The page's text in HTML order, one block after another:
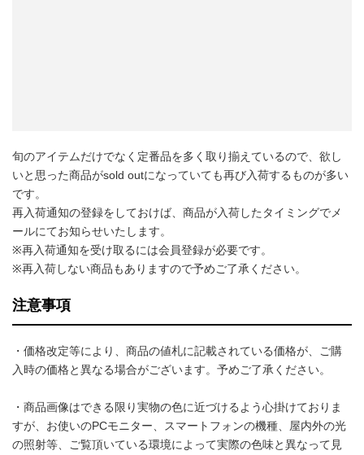
旬のアイテムだけでなく定番品を多く取り揃えているので、欲し
いと思った商品がsold outになっていても再び入荷するものが多い
です。
再入荷通知の登録をしておけば、商品が入荷したタイミングでメ
ールにてお知らせいたします。
※再入荷通知を受け取るには会員登録が必要です。
※再入荷しない商品もありますので予めご了承ください。
注意事項
・価格改定等により、商品の値札に記載されている価格が、ご購
入時の価格と異なる場合がございます。予めご了承ください。
・商品画像はできる限り実物の色に近づけるよう心掛けておりま
すが、お使いのPCモニター、スマートフォンの機種、屋内外の光
の照射等、ご覧頂いている環境によって実際の色味と異なって見